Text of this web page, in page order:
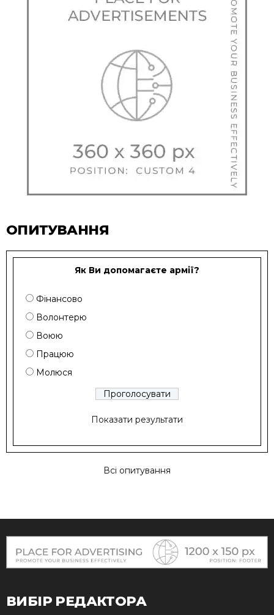
ОПИТУВАННЯ
Як Ви допомагаєте армії?
Фінансово
Волонтерю
Воюю
Працюю
Молюся
Показати результати
Всі опитування
ВИБІР РЕДАКТОРА